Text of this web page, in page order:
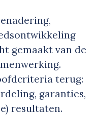
gemaakt van de
terug:
garanties,
resultaten.